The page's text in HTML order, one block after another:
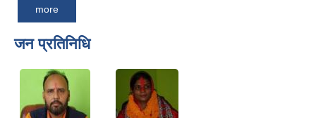
more
जन प्रतिनिधि